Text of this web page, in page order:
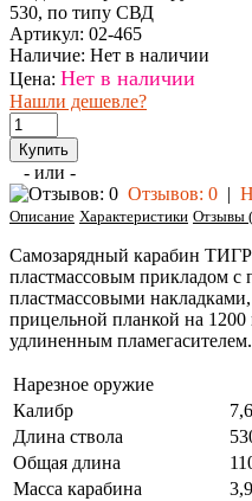
530, по типу СВД
Артикул: 02-465
Наличие: Нет в наличии
Цена: Нет в наличии
Нашли дешевле?
- или -
Отзывов: 0 |
Описание Характеристики Отзывы
Самозарядный карабин
пластмассовым прикладом с
пластмассовыми
прицельной планкой на
удлиненным пламегасителем.
Нарезное оружие
Калибр
Длина ствола
Общая длина
Масса карабина